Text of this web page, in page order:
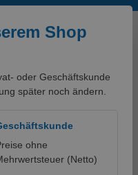
Shop
oder Geschäftskunde
später noch ändern.
ohne
(Netto)